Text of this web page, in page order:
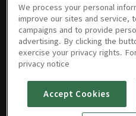
141회
12/17/2023 • 1시간 9분
142회 143회
We process your personal
improve our sites and service,
campaigns and to provide
advertising. By clicking the
exercise your privacy rights.
privacy notice
Accept Cookies